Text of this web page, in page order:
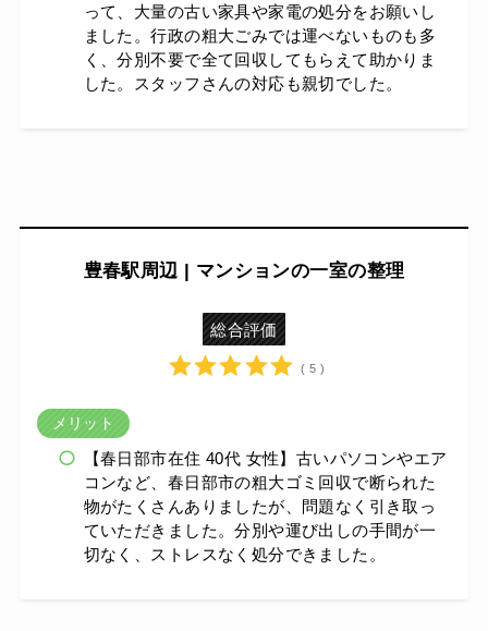
って、大量の古い家具や家電の処分をお願いし
ました。行政の粗大ごみでは運べないものも多
く、分別不要で全て回収してもらえて助かりま
した。スタッフさんの対応も親切でした。
豊春駅周辺 | マンションの一室の整理
総合評価
( 5 )
メリット
【春日部市在住 40代 女性】古いパソコンやエア
コンなど、春日部市の粗大ゴミ回収で断られた
物がたくさんありましたが、問題なく引き取っ
ていただきました。分別や運び出しの手間が一
切なく、ストレスなく処分できました。